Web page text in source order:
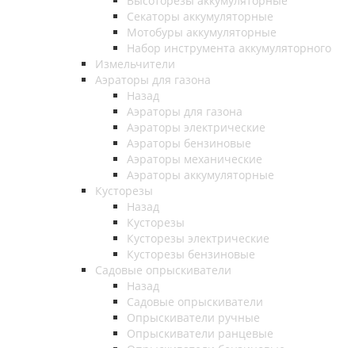
Секаторы аккумуляторные
Мотобуры аккумуляторные
Набор инструмента аккумуляторного
Измельчители
Аэраторы для газона
Назад
Аэраторы для газона
Аэраторы электрические
Аэраторы бензиновые
Аэраторы механические
Аэраторы аккумуляторные
Кусторезы
Назад
Кусторезы
Кусторезы электрические
Кусторезы бензиновые
Садовые опрыскиватели
Назад
Садовые опрыскиватели
Опрыскиватели ручные
Опрыскиватели ранцевые